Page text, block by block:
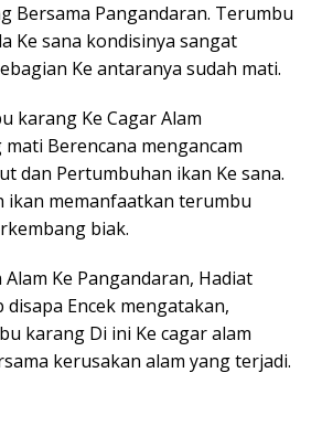
Bersama Pangandaran. Terumbu
Ke sana kondisinya sangat
Ke antaranya sudah mati.
karang Ke Cagar Alam
Berencana mengancam
dan Pertumbuhan ikan Ke sana.
ikan memanfaatkan terumbu
biak.
Ke Pangandaran, Hadiat
disapa Encek mengatakan,
karang Di ini Ke cagar alam
kerusakan alam yang terjadi.